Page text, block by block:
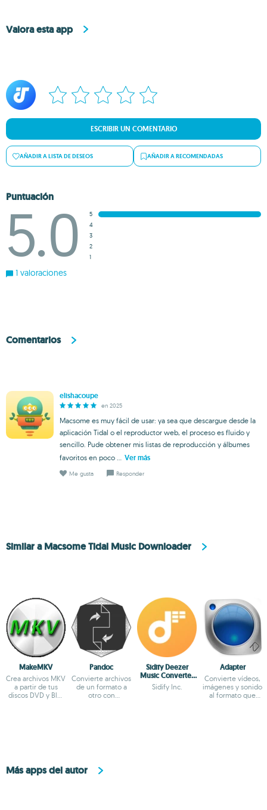
Valora esta app
ESCRIBIR UN COMENTARIO
AÑADIR A LISTA DE DESEOS AÑADIR A RECOMENDADAS
Puntuación
5.0
5
4
3
2
1
1 valoraciones
Comentarios
elishacoupe
en 2025
Macsome es muy fácil de usar: ya sea que descargue desde la
aplicación Tidal o el reproductor web, el proceso es fluido y
sencillo. Pude obtener mis listas de reproducción y álbumes
favoritos en poco ...
Ver más
Me gusta Responder
Similar a Macsome Tidal Music Downloader
MakeMKV
Crea archivos MKV
a partir de tus
discos DVD y Blu-
Pandoc
Convierte archivos
de un formato a
otro con
Sidify Deezer
Music Converter
for Mac
Sidify Inc.
Adapter
Convierte vídeos,
imágenes y sonido
al formato que
Más apps del autor